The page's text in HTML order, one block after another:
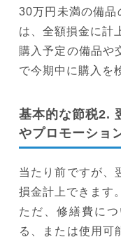
30万円未満の備品
は、全額損金に計
購入予定の備品や
で今期中に購入を
基本的な節税2.
やプロモーショ
当たり前ですが、
損金計上できます。
ただ、修繕費に
る、または使用可